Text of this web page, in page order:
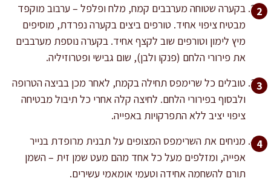
בקערה שטוחה מערבבים קמח, מלח ופלפל – ערבוב מוקפד
מבטיח ציפוי אחיד. טורפים ביצים בקערה נפרדת, מוסיפים
מיץ לימון וטורפים שוב לקצף אחיד. בקערה נוספת מערבבים
את פירורי הלחם (פנקו ולבן), שום גבישי ופטרוזיליה.
טובלים כל שרימפס תחילה בקמח, לאחר מכן בביצה הטרופה
ולבסוף בפירורי הלחם. לחיצה קלה אחרי כל תיבול מבטיחה
ציפוי יציב ללא התפרקויות באפייה.
מניחים את השרימפס המצופים על תבנית מרופדת בנייר
אפייה, ומזלפים מעל כל אחד מהם מעט שמן זית – השמן
תורם להשחמה אחידה וטעמי אומאמי עשירים.